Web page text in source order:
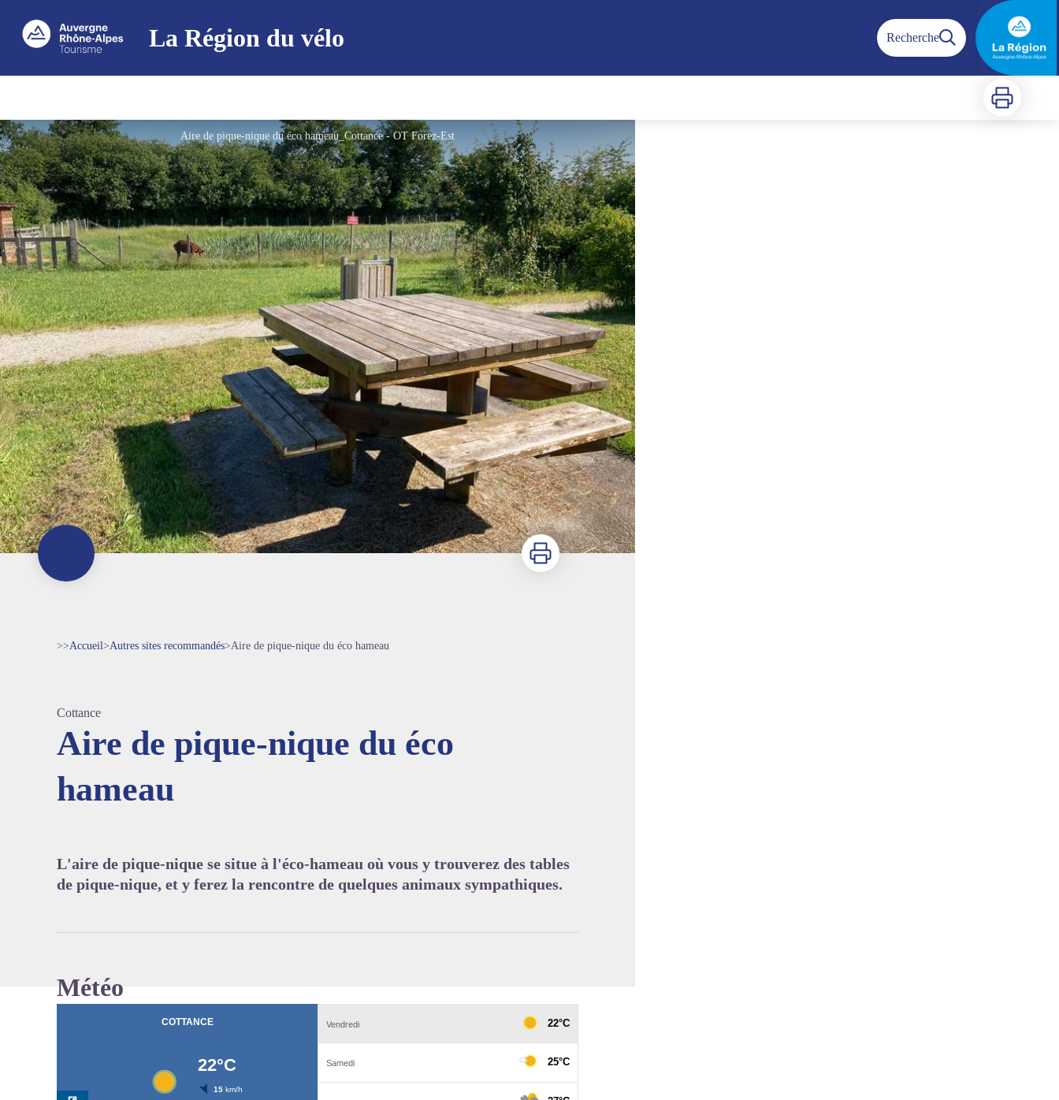
La Région du vélo Recherche
Imprimer
Aire de pique-nique du éco hameau_Cottance - OT Forez-Est
Imprimer
>>Accueil>Autres sites recommandés>Aire de pique-nique du éco hameau
Cottance
Aire de pique-nique du éco
hameau
L'aire de pique-nique se situe à l'éco-hameau où vous y trouverez des tables
de pique-nique, et y ferez la rencontre de quelques animaux sympathiques.
Météo